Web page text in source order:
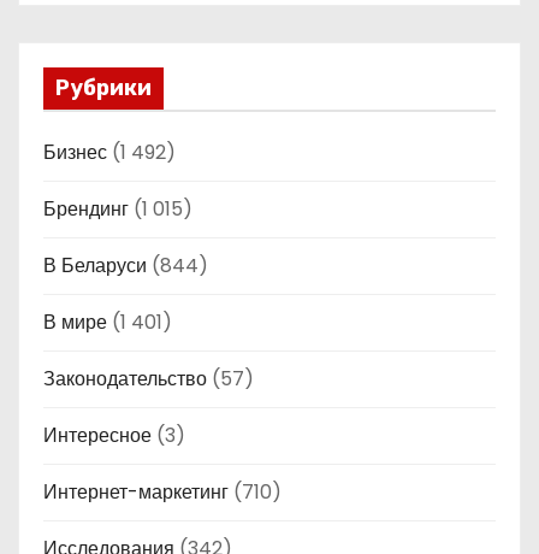
Рубрики
Бизнес (1 492)
Брендинг (1 015)
В Беларуси (844)
В мире (1 401)
Законодательство (57)
Интересное (3)
Интернет-маркетинг (710)